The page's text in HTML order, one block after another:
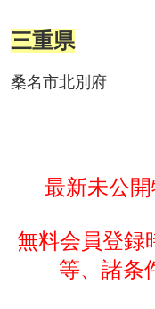
三重県
桑名市北別府
最新未公
無料会員登録
等、諸条